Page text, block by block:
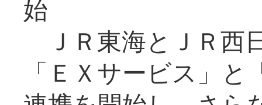
始
ＪＲ東海とＪＲ西
「ＥＸサービス」